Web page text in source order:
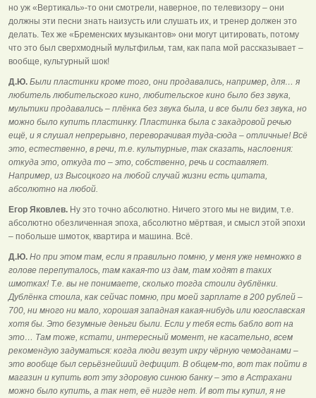
но уж «Вертикаль»-то они смотрели, наверное, по телевизору – они
должны эти песни знать наизусть или слушать их, и тренер должен это
делать. Тех же «Бременских музыкантов» они могут цитировать, потому
что это был сверхмодный мультфильм, там, как папа мой рассказывает –
вообще, культурный шок!
Д.Ю. Были пластинки кроме того, они продавались, например, для… я
любитель любительского кино, любительское кино было без звука,
мультики продавались – плёнка без звука была, и все были без звука, но
можно было купить пластинку. Пластинка была с закадровой речью
ещё, и я слушал непрерывно, переворачивая туда-сюда – отличные! Всё
это, естественно, в речи, т.е. культурные, так сказать, наслоения:
откуда это, откуда то – это, собственно, речь и составляет.
Например, из Высоцкого на любой случай жизни есть цитата,
абсолютно на любой.
Егор Яковлев. Ну это точно абсолютно. Ничего этого мы не видим, т.е.
абсолютно обезличенная эпоха, абсолютно мёртвая, и смысл этой эпохи
– побольше шмоток, квартира и машина. Всё.
Д.Ю. Но при этом там, если я правильно помню, у меня уже немножко в
голове перепуталось, там какая-то из дам, там ходят в таких
шмотках! Т.е. вы не понимаете, сколько тогда стоили дублёнки.
Дублёнка стоила, как сейчас помню, при моей зарплате в 200 рублей –
700, ни много ни мало, хорошая западная какая-нибудь или югославская
хотя бы. Это безумные деньги были. Если у тебя есть бабло вот на
это… Там тоже, кстати, интересный момент, не касательно, всем
рекомендую задуматься: когда люди везут икру чёрную чемоданами –
это вообще был серьёзнейший дефицит. В общем-то, вот так пойти в
магазин и купить вот эту здоровую синюю банку – это в Астрахани
можно было купить, а так нет, её нигде нет. И вот ты купил, я не